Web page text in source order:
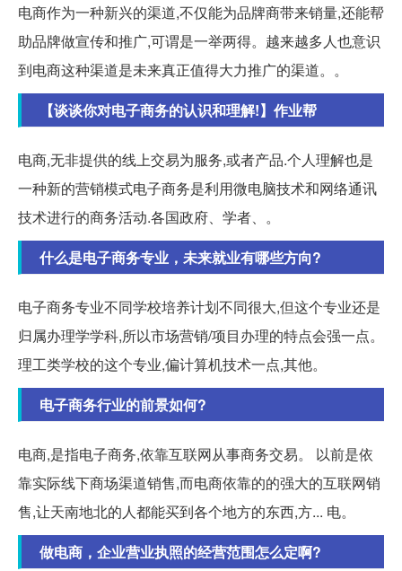
电商作为一种新兴的渠道,不仅能为品牌商带来销量,还能帮
助品牌做宣传和推广,可谓是一举两得。越来越多人也意识
到电商这种渠道是未来真正值得大力推广的渠道。。
【谈谈你对电子商务的认识和理解!】作业帮
电商,无非提供的线上交易为服务,或者产品.个人理解也是
一种新的营销模式电子商务是利用微电脑技术和网络通讯
技术进行的商务活动.各国政府、学者、。
什么是电子商务专业，未来就业有哪些方向?
电子商务专业不同学校培养计划不同很大,但这个专业还是
归属办理学学科,所以市场营销/项目办理的特点会强一点。
理工类学校的这个专业,偏计算机技术一点,其他。
电子商务行业的前景如何?
电商,是指电子商务,依靠互联网从事商务交易。 以前是依
靠实际线下商场渠道销售,而电商依靠的的强大的互联网销
售,让天南地北的人都能买到各个地方的东西,方... 电。
做电商，企业营业执照的经营范围怎么定啊?